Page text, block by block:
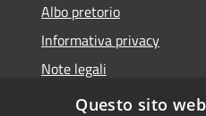
Albo pretorio
Informativa privacy
Note legali
Dichiarazione di
Questo sito